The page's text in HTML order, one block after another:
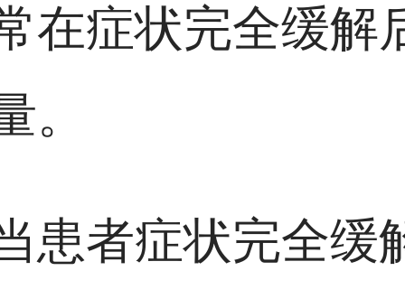
在症状完全缓解
。
患者症状完全缓